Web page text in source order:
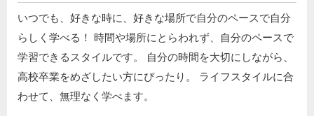
いつでも、好きな時に、好きな場所で自分のペースで自分
らしく学べる！ 時間や場所にとらわれず、自分のペースで
学習できるスタイルです。 自分の時間を大切にしながら、
高校卒業をめざしたい方にぴったり。 ライフスタイルに合
わせて、無理なく学べます。